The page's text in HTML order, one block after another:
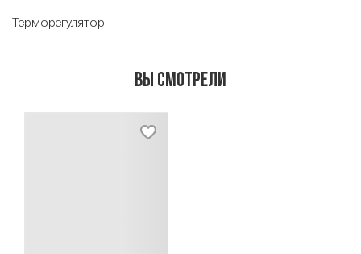
Терморегулятор
Вы смотрели